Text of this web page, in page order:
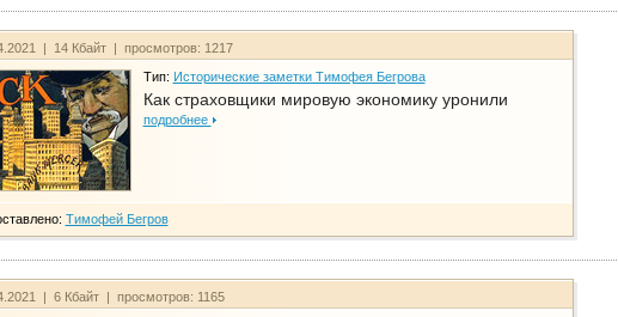
| 14 Кбайт | просмотров: 1217
Тип: Исторические заметки Тимофея Бегрова
Как страховщики мировую экономику уронили
подробнее
Тимофей Бегров
| 6 Кбайт | просмотров: 1165